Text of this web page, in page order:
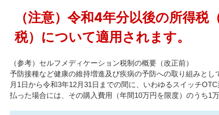
（注意）令和4年分以後の所得税
税）について適用されます。
（参考）セルフメディケーション税制の概要（改正前）
予防接種など健康の維持増進及び疾病の予防への取り組みと
月1日から令和3年12月31日までの間に、いわゆるスイッチ
払った場合には、その購入費用（年間10万円を限度）のうち1